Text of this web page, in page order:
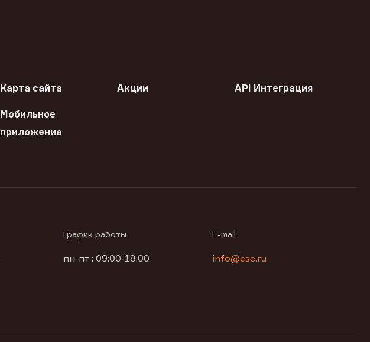
Карта сайта Акции API Интеграция
Мобильное
приложение
График работы
пн-пт : 09:00-18:00
E-mail
info@cse.ru